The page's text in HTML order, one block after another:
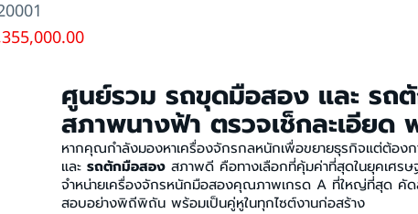
ศูนย์รวม รถขุดมือสอง และ รถ
สภาพนางฟ้า ตรวจเช็กละเอียด
หากคุณกำลังมองหาเครื่องจักรกลหนักเพื่อขยายธุรกิจแต่ต้อง
และ รถตักมือสอง สภาพดี คือทางเลือกที่คุ้มค่าที่สุดในยุคเศรษ
จำหน่ายเครื่องจักรหนักมือสองคุณภาพเกรด A ที่ใหญ่ที่สุด คัด
สอบอย่างพิถีพิถัน พร้อมเป็นคู่หูในทุกไซต์งานก่อสร้าง